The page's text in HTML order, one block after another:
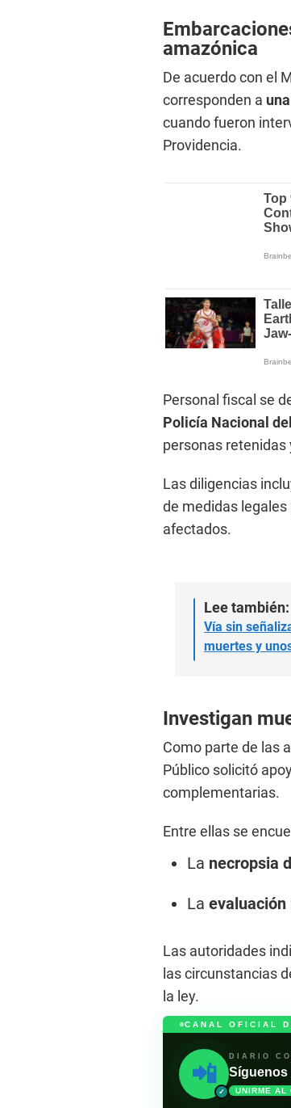
amazónica
De acuerdo con el
corresponden a
cuando fueron
Providencia.
Personal fiscal se
Policía Nacional
personas
Las diligencias
de medidas
afectados.
Lee también:
Vía sin
muertes y
Investigan
Como parte de las
Público solicitó
complementarias.
Entre ellas se
La necropsia
La
Las autoridades
las circunstancias
la ley.
CANAL OFICIAL
📲
✓
DIARIO
Síguenos
UNIRME AL